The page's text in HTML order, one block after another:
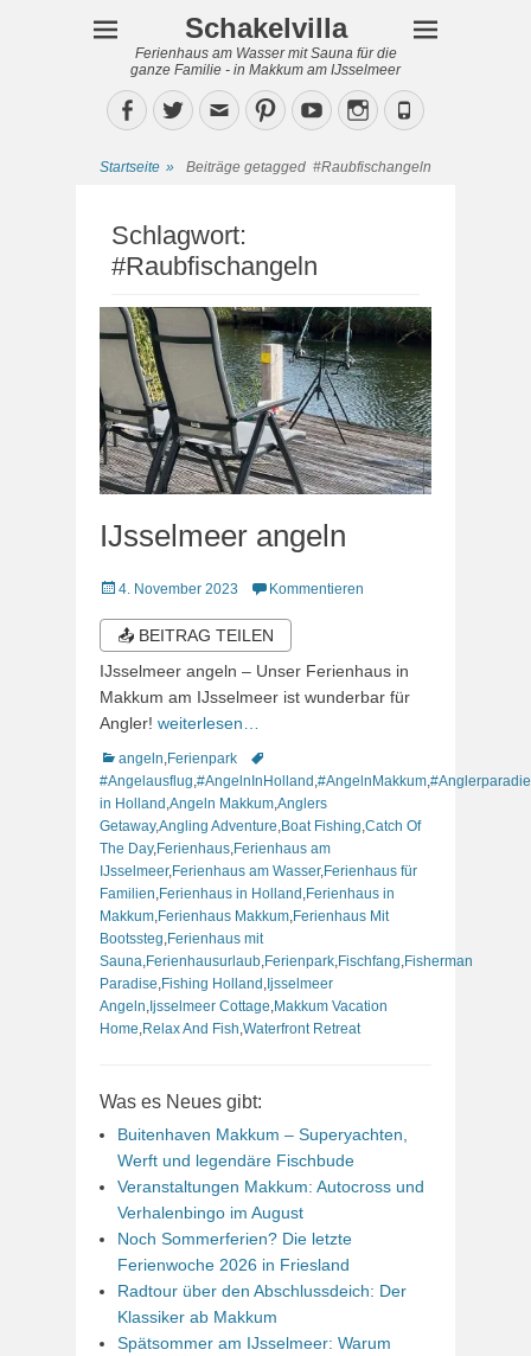
Schakelvilla
Ferienhaus am Wasser mit Sauna für die
ganze Familie - in Makkum am IJsselmeer
Facebook
TwitterEmailPinterestYouTubeInstagram
Phone
Startseite » Beiträge getagged #Raubfischangeln
Schlagwort:
#Raubfischangeln
IJsselmeer angeln
Veröffentlicht
4. November 2023 Kommentieren
📤 BEITRAG TEILEN
IJsselmeer angeln – Unser Ferienhaus in
Makkum am IJsselmeer ist wunderbar für
Angler! weiterlesen…
Kategorien
angeln Ferienpark
Schlagworte
#Angelausflug #AngelnInHolland #AngelnMakkum
in Holland Angeln Makkum Anglers
Getaway,Angling Adventure Boat Fishing Catch Of
The Day, Ferienhaus Ferienhaus am
IJsselmeer, Ferienhaus am Wasser, Ferienhaus für
Familien Ferienhaus in Holland Ferienhaus in
Makkum Ferienhaus Makkum Ferienhaus Mit
Bootssteg Ferienhaus mit
Sauna Ferienhausurlaub Ferienpark Fischfang Fisherman
Paradise Fishing Holland Ijsselmeer
Angeln Ijsselmeer Cottage Makkum Vacation
Home Relax And Fish Waterfront Retreat
Was es Neues gibt:
Buitenhaven Makkum – Superyachten,
Werft und legendäre Fischbude
Veranstaltungen Makkum: Autocross und
Verhalenbingo im August
Noch Sommerferien? Die letzte
Ferienwoche 2026 in Friesland
Radtour über den Abschlussdeich: Der
Klassiker ab Makkum
Spätsommer am IJsselmeer: Warum